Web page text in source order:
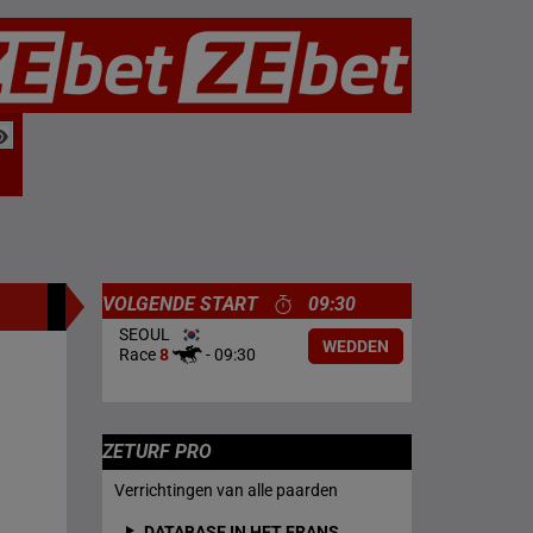
VOLGENDE START 09:30
SEOUL
Race8 -09:30 WEDDEN
ZETURF PRO
Verrichtingen van alle paarden